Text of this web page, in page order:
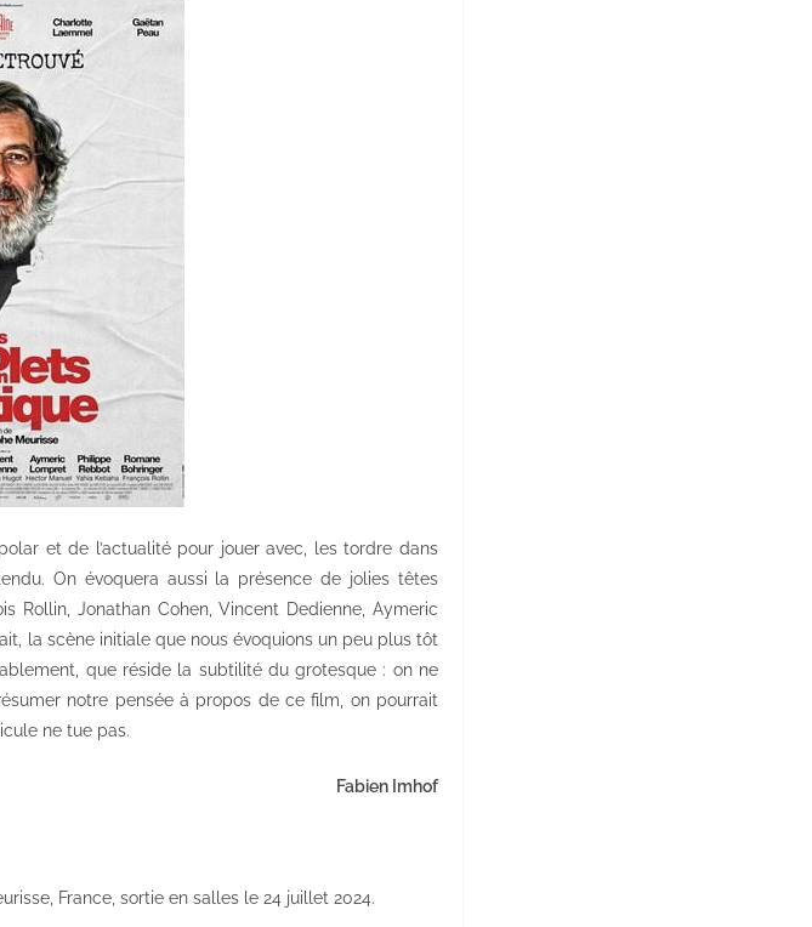
et de l’actualité pour jouer avec, les tordre dans
On évoquera aussi la présence de jolies têtes
Rollin, Jonathan Cohen, Vincent Dedienne, Aymeric
la scène initiale que nous évoquions un peu plus tôt
que réside la subtilité du grotesque : on ne
notre pensée à propos de ce film, on pourrait
ne tue pas.
Fabien Imhof
France, sortie en salles le 24 juillet 2024.